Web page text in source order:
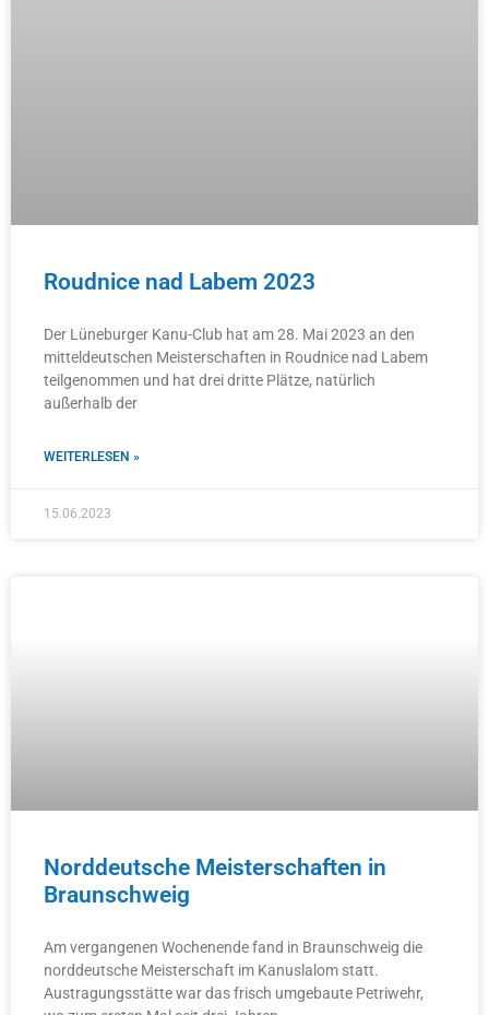
Roudnice nad Labem 2023
Der Lüneburger Kanu-Club hat am 28. Mai 2023 an den
mitteldeutschen Meisterschaften in Roudnice nad Labem
teilgenommen und hat drei dritte Plätze, natürlich
außerhalb der
WEITERLESEN »
15.06.2023
Norddeutsche Meisterschaften in
Braunschweig
Am vergangenen Wochenende fand in Braunschweig die
norddeutsche Meisterschaft im Kanuslalom statt.
Austragungsstätte war das frisch umgebaute Petriwehr,